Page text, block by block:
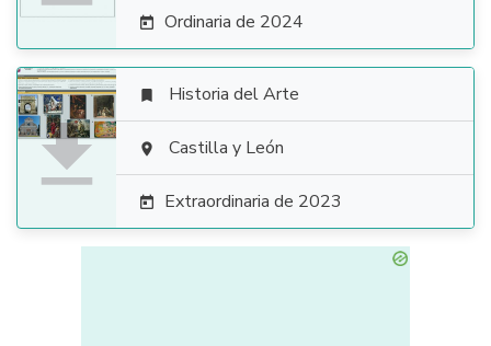
 Ordinaria de 2024

 Historia del Arte
 Castilla y León
 Extraordinaria de 2023